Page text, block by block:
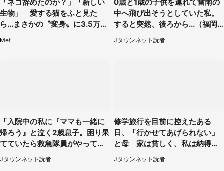
生物」 愛する猫をふと見た
ら...まさかの〝変身〟に3.5万人
Met
中へ飛び出そうとしていた私。
すると突然、後ろから...（福岡
県・30代女性）
Jタウンネット読者
「入院中の私に『ママも一緒に
帰ろう』と泣く2歳息子。困り果
てていたら救急隊員がやってき
て...」（大阪府・50代女性）
Jタウンネット読者
修学旅行を目前に控えたある
日、「行かせてあげられない」
と母 家は貧しく、私は納得し
たけれど...（北海道・70代以上
女性）
Jタウンネット読者